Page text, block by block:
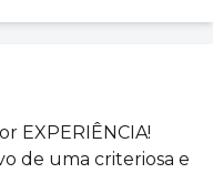
EXPERIÊNCIA!
de uma criteriosa e